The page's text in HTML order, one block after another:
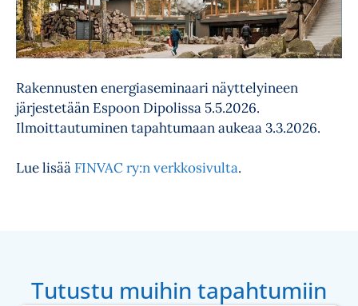
Rakennusten energiaseminaari näyttelyineen
järjestetään Espoon Dipolissa 5.5.2026.
Ilmoittautuminen tapahtumaan aukeaa 3.3.2026.
Lue lisää FINVAC ry:n verkkosivulta.
Tutustu muihin tapahtumiin